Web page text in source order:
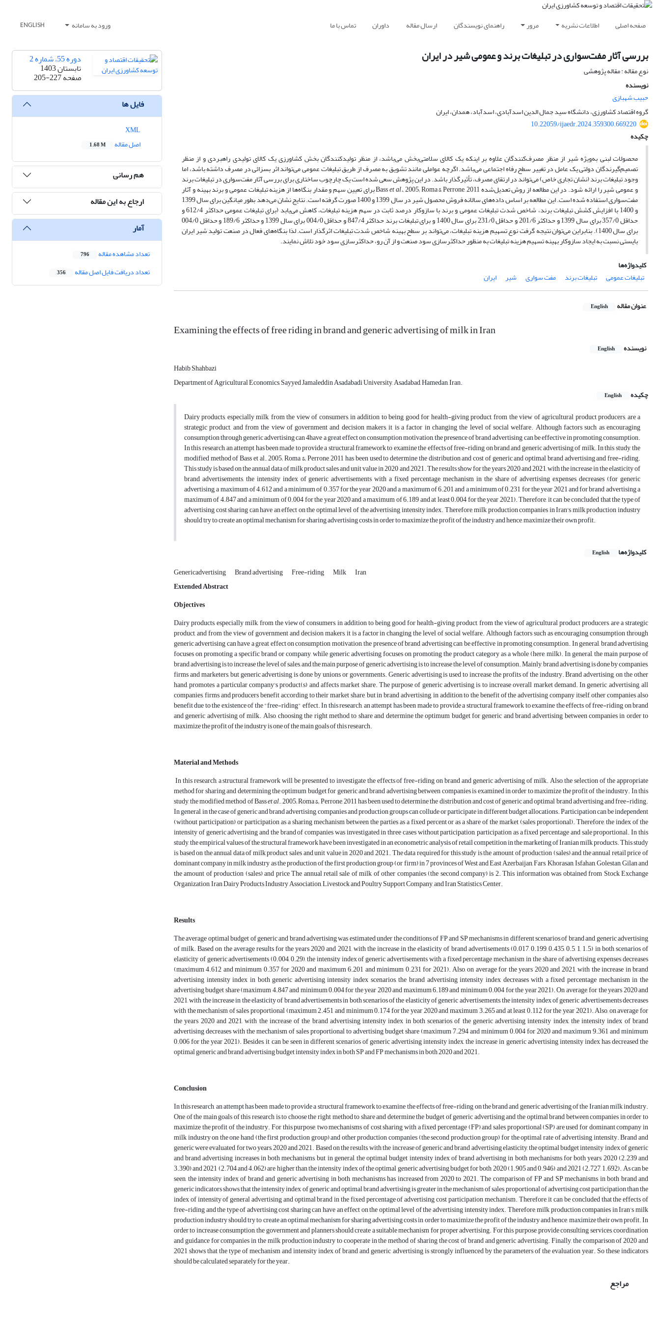
صفحه اصلی اطلاعات نشریه مرور راهنمای نویسندگان ارسال مقاله داوران تماس با ما ورود به سامانه ENGLISH
بررسی آثار مفت‌‌سواری در تبلیغات برند و عمومی شیر در ایران
نوع مقاله : مقاله پژوهشی
نویسنده
حبیب شهبازی
گروه اقتصاد کشاورزی، دانشگاه سید جمال الدین اسدآبادی، اسدآباد، همدان، ایران
10.22059/ijaedr.2024.359300.669220
چکیده
محصولات لبنی به‌ویژه شیر از منظر مصرف‌کنندگان علاوه بر اینکه یک کالای سلامتی‌بخش می‌باشد، از منظر تولیدکنندگان بخش کشاورزی یک کالای تولیدی راهبردی و از منظر
تصمیم‌گیرندگان دولتی یک عامل در تغییر سطح رفاه اجتماعی می‌باشد. اگرچه عواملی مانند تشویق به مصرف از طریق تبلیغات عمومی می‌تواند اثر بسزائی در مصرف داشته باشد، اما
وجود تبلیغات برند (نشان تجاری خاص) می‌تواند در ارتقای مصرف، تأثیرگذار باشد. در این پژوهش سعی شده است یک چارچوب ساختاری برای بررسی آثار مفت‌سواری در تبلیغات برند
و عمومی شیر را ارائه شود. در این مطالعه از روش تعدیل‌شده Bass et al., 2005; Roma & Perrone, 2011 برای تعیین سهم و مقدار بنگاه‌ها از هزینه تبلیغات عمومی و برند بهینه و آثار
مفت‌سواری استفاده شده است. این مطالعه بر اساس داده‌های سالانه فروش محصول شیر در سال 1399 و 1400 صورت گرفته است. نتایج نشان می‌دهد بطور میانگین برای سال 1399
و 1400 با افزایش کشش تبلیغات برند، شاخص شدت تبلیغات عمومی و برند با سازوکار درصد ثابت در سهم هزینه تبلیغات، کاهش می‌یابد (برای تبلیغات عمومی حداکثر 612/4 و
حداقل 357/0 برای سال 1399 و حداکثر 201/6 و حداقل 231/0 برای سال 1400 و برای تبلیغات برند حداکثر 847/4 و حداقل 004/0 برای سال 1399 و حداکثر 189/6 و حداقل 004/0
برای سال 1400). بنابراین می‌توان نتیجه گرفت نوع تسهیم هزینه تبلیغات، می‌تواند بر سطح بهینه شاخص شدت تبلیغات اثرگذار است. لذا بنگاه‌های فعال در صنعت تولید شیر ایران
بایستی نسبت به ایجاد سازوکار بهینه تسهیم هزینه تبلیغات به منظور حداکثرسازی سود صنعت و از آن رو، حداکثرسازی سود خود تلاش نمایند.
کلیدواژه‌ها
تبلیغات عمومی
تبلیغات برند مفت سواری شیر ایران
عنوان مقاله English
Examining the effects of free riding in brand and generic advertising of milk in Iran
نویسنده English
Habib Shahbazi
Department of Agricultural Economics, Sayyed Jamaleddin Asadabadi University, Asadabad, Hamedan, Iran.
چکیده
English
Dairy products, especially milk, from the view of consumers, in addition to being good for health-giving product, from the view of agricultural product producers, are a
strategic product, and from the view of government and decision makers, it is a factor in changing the level of social welfare. Although factors such as encouraging
consumption through generic advertising can 4have a great effect on consumption motivation, the presence of brand advertising can be effective in promoting consumption.
In this research, an attempt has been made to provide a structural framework to examine the effects of free-riding on brand and generic advertising of milk. In this study, the
modified method of Bass et al., 2005; Roma &; Perrone, 2011 has been used to determine the distribution and cost of generic and optimal brand advertising and free-riding.
This study is based on the annual data of milk product sales and unit value in 2020 and 2021. The results show for the years 2020 and 2021, with the increase in the elasticity of
brand advertisements, the intensity index of generic advertisements with a fixed percentage mechanism in the share of advertising expenses decreases (for generic
advertising, a maximum of 4.612 and a minimum of 0.357 for the year 2020 and a maximum of 6.201 and a minimum of 0.231 for the year 2021 and for brand advertising a
maximum of 4.847 and a minimum of 0.004 for the year 2020 and a maximum of 6.189 and at least 0.004 for the year 2021). Therefore, it can be concluded that the type of
advertising cost sharing can have an effect on the optimal level of the advertising intensity index. Therefore, milk production companies in Iran's milk production industry
should try to create an optimal mechanism for sharing advertising costs in order to maximize the profit of the industry and hence, maximize their own profit.
کلیدواژه‌ها English
Genericadvertising Brand advertising Free-riding Milk
Iran
Extended Abstract
Objectives
Dairy products, especially milk, from the view of consumers, in addition to being good for health-giving product, from the view of agricultural product producers, are a strategic
product, and from the view of government and decision makers, it is a factor in changing the level of social welfare. Although factors such as encouraging consumption through
generic advertising can have a great effect on consumption motivation, the presence of brand advertising can be effective in promoting consumption. In general, brand advertising
focuses on promoting a specific brand or company, while generic advertising focuses on promoting the product category as a whole (here, milk). In general, the main purpose of
brand advertising is to increase the level of sales, and the main purpose of generic advertising is to increase the level of consumption. Mainly, brand advertising is done by companies,
firms and marketers, but generic advertising is done by unions or governments. Generic advertising is used to increase the profits of the industry. Brand advertising, on the other
hand, promotes a particular company's product(s) and affects market share. The purpose of generic advertising is to increase overall market demand. In generic advertising, all
companies, firms and producers benefit according to their market share, but in brand advertising, in addition to the benefit of the advertising company itself, other companies also
benefit due to the existence of the "free-riding" effect. In this research, an attempt has been made to provide a structural framework to examine the effects of free-riding on brand
and generic advertising of milk. Also, choosing the right method to share and determine the optimum budget for generic and brand advertising between companies in order to
maximize the profit of the industry is one of the main goals of this research.
Material and Methods
In this research, a structural framework will be presented to investigate the effects of free-riding on brand and generic advertising of milk. Also, the selection of the appropriate
method for sharing and determining the optimum budget for generic and brand advertising between companies is examined in order to maximize the profit of the industry. In this
study, the modified method of Basset al., 2005; Roma &; Perrone, 2011 has been used to determine the distribution and cost of generic and optimal brand advertising and free-riding.
In general, in the case of generic and brand advertising, companies and production groups can collude or participate in different budget allocations. Participation can be independent
(without participation) or participation as a sharing mechanism between the parties as a fixed percent or as a share of the market (sales proportional). Therefore, the index of the
intensity of generic advertising and the brand of companies was investigated in three cases without participation, participation as a fixed percentage and sale proportional. In this
study, the empirical values of the structural framework have been investigated in an econometric analysis of retail competition in the marketing of Iranian milk products. This study
is based on the annual data of milk product sales and unit value in 2020 and 2021. The data required for this study is the amount of production (sales) and the annual retail price of
dominant company in milk industry as the production of the first production group (or firm) in 7 provinces of West and East Azerbaijan, Fars, Khorasan, Isfahan, Golestan, Gilan and
the amount of production (sales) and price The annual retail sale of milk of other companies (the second company) is 2. This information was obtained from Stock Exchange
Organization, Iran Dairy Products Industry Association, Livestock and Poultry Support Company, and Iran Statistics Center.
Results
The average optimal budget of generic and brand advertising was estimated under the conditions of FP and SP mechanisms in different scenarios of brand and generic advertising
of milk. Based on the average results for the years 2020 and 2021, with the increase in the elasticity of brand advertisements (0.017, 0.199, 0.435, 0.5, 1, 1.5) in both scenarios of
elasticity of generic advertisements (0.004, 0.29), the intensity index of generic advertisements with a fixed percentage mechanism in the share of advertising expenses decreases
(maximum 4.612 and minimum 0.357 for 2020 and maximum 6.201 and minimum 0.231 for 2021). Also, on average for the years 2020 and 2021, with the increase in brand
advertising intensity index in both generic advertising intensity index scenarios, the brand advertising intensity index decreases with a fixed percentage mechanism in the
advertising budget share (maximum 4.847 and minimum 0.004 for the year 2020 and maximum 6.189 and minimum 0.004 for the year 2021). On average, for the years 2020 and
2021, with the increase in the elasticity of brand advertisements in both scenarios of the elasticity of generic advertisements, the intensity index of generic advertisements decreases
with the mechanism of sales proportional (maximum 2.451 and minimum 0.174 for the year 2020 and maximum 3.265 and at least 0.112 for the year 2021). Also, on average for
the years 2020 and 2021, with the increase of the brand advertising intensity index in both scenarios of the generic advertising intensity index, the intensity index of brand
advertising decreases with the mechanism of sales proportional to advertising budget share (maximum 7.294 and minimum 0.004 for 2020 and maximum 9.361 and minimum
0.006 for the year 2021). Besides, it can be seen in different scenarios of generic advertising intensity index, the increase in generic advertising intensity index has decreased the
optimal generic and brand advertising budget intensity index in both SP and FP mechanisms in both 2020 and 2021.
Conclusion
In this research, an attempt has been made to provide a structural framework to examine the effects of free-riding on the brand and generic advertising of the Iranian milk industry.
One of the main goals of this research is to choose the right method to share and determine the budget of generic advertising and the optimal brand between companies in order to
maximize the profit of the industry. For this purpose, two mechanisms of cost sharing with a fixed percentage (FP) and sales proportional (SP) are used for dominant company in
milk industry on the one hand (the first production group) and other production companies (the second production group) for the optimal rate of advertising intensity. Brand and
generic were evaluated for two years, 2020 and 2021. Based on the results, with the increase of generic and brand advertising elasticity, the optimal budget intensity index of generic
and brand advertising increases in both mechanisms, but in general, the optimal budget intensity index of brand advertising in both mechanisms for both years 2020 (2.239 and
3.390) and 2021 (2.704 and 4.062) are higher than the intensity index of the optimal generic advertising budget for both 2020 (1.905 and 0.946) and 2021 (2.727, 1.692). As can be
seen, the intensity index of brand and generic advertising in both mechanisms has increased from 2020 to 2021. The comparison of FP and SP mechanisms in both brand and
generic indicators shows that the intensity index of generic and optimal brand advertising is greater in the mechanism of sales proportional of advertising cost participation than the
index of intensity of general advertising and optimal brand in the fixed percentage of advertising cost participation mechanism. Therefore, it can be concluded that the effects of
free-riding and the type of advertising cost sharing can have an effect on the optimal level of the advertising intensity index. Therefore, milk production companies in Iran's milk
production industry should try to create an optimal mechanism for sharing advertising costs in order to maximize the profit of the industry and hence, maximize their own profit. In
order to increase consumption, the government and planners should create a suitable mechanism for proper advertising. For this purpose, provide consulting services, coordination
and guidance for companies in the milk production industry to cooperate in the method of sharing the cost of brand and generic advertising. Finally, the comparison of 2020 and
2021 shows that the type of mechanism and intensity index of brand and generic advertising is strongly influenced by the parameters of the evaluation year. So these indicators
should be calculated separately for the year.
مراجع
دوره 55، شماره 2
تابستان 1403
صفحه205-227
فایل ها
اصل مقاله
1.68 M
هم رسانی
ارجاع به این مقاله
آمار
تعداد مشاهده مقاله 796
تعداد دریافت فایل اصل مقاله 356